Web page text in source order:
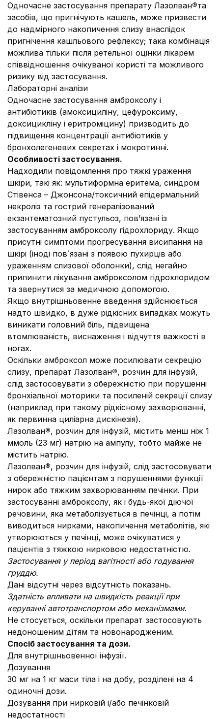
Одночасне застосування препарату Лазолван®та
засобів, що пригнічують кашель, може призвести
до надмірного накопичення слизу внаслідок
пригнічення кашльового рефлексу; така комбінація
можлива тільки після ретельної оцінки лікарем
співвідношення очікуваної користі та можливого
ризику від застосування.
Лабораторні аналізи
Одночасне застосування амброксолу і
антибіотиків (амоксициліну, цефуроксиму,
доксицикліну і еритроміцину) призводить до
підвищення концентрації антибіотиків у
бронхолегеневих секретах і мокротинні.
Особливості застосування.
Надходили повідомлення про тяжкі ураження
шкіри, такі як: мультиформна еритема, синдром
Стівенса – Джонсона/токсичний епідермальний
некроліз та гострий генералізований
екзантематозний пустульоз, пов’язані із
застосуванням амброксолу гідрохлориду. Якщо
присутні симптоми прогресування висипання на
шкірі (іноді пов´язані з появою пухирців або
ураженням слизової оболонки), слід негайно
припинити лікування амброксолом гідрохлоридом
та звернутися за медичною допомогою.
Якщо внутрішньовенне введення здійснюється
надто швидко, в дуже рідкісних випадках можуть
виникати головний біль, підвищена
втомлюваність, виснаження і відчуття важкості в
ногах.
Оскільки амброксол може посилювати секрецію
слизу, препарат Лазолван®, розчин для інфузій,
слід застосовувати з обережністю при порушенні
бронхіальної моторики та посиленій секреції слизу
(наприклад при такому рідкісному захворюванні,
як первинна циліарна дискінезія).
Лазолван®, розчин для інфузій, містить менш ніж 1
ммоль (23 мг) натрію на ампулу, тобто майже не
містить натрію.
Лазолван®, розчин для інфузій, слід застосовувати
з обережністю пацієнтам з порушеннями функції
нирок або тяжким захворюванням печінки. При
застосуванні амброксолу, як і будь-якої діючої
речовини, яка метаболізується в печінці, а потім
виводиться нирками, накопичення метаболітів, які
утворюються у печінці, може очікуватися у
пацієнтів з тяжкою нирковою недостатністю.
Застосування у період вагітності або годування
груддю.
Дані відсутні через відсутність показань.
Здатність впливати на швидкість реакції при
керуванні автотранспортом або механізмами.
Не стосується, оскільки препарат застосовують
недоношеним дітям та новонародженим.
Спосіб застосування та дози.
Для внутрішньовенної інфузії.
Дозування
30 мг на 1 кг маси тіла і на добу, розділені на 4
одиночні дози.
Дозування при нирковій і/або печінковій
недостатності